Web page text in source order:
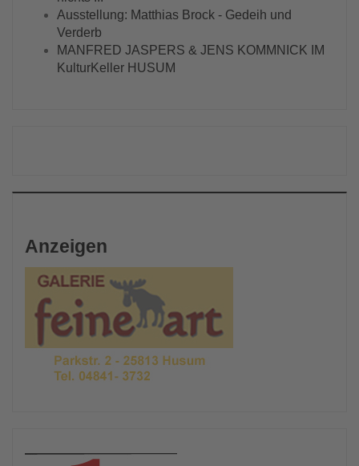
Ausstellung: Matthias Brock - Gedeih und
Verderb
MANFRED JASPERS & JENS KOMMNICK IM
KulturKeller HUSUM
Anzeigen